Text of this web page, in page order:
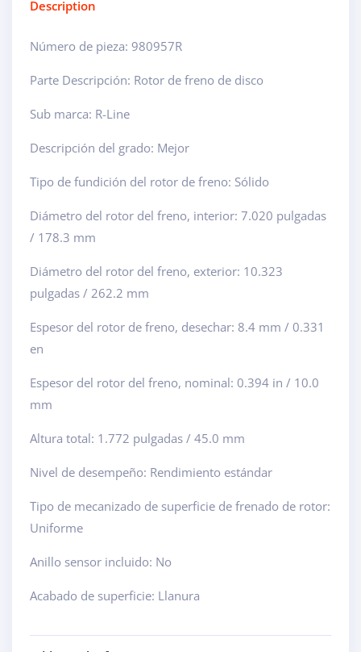
Description
Número de pieza: 980957R
Parte Descripción: Rotor de freno de disco
Sub marca: R-Line
Descripción del grado: Mejor
Tipo de fundición del rotor de freno: Sólido
Diámetro del rotor del freno, interior: 7.020 pulgadas
/ 178.3 mm
Diámetro del rotor del freno, exterior: 10.323
pulgadas / 262.2 mm
Espesor del rotor de freno, desechar: 8.4 mm / 0.331
en
Espesor del rotor del freno, nominal: 0.394 in / 10.0
mm
Altura total: 1.772 pulgadas / 45.0 mm
Nivel de desempeño: Rendimiento estándar
Tipo de mecanizado de superficie de frenado de rotor:
Uniforme
Anillo sensor incluido: No
Acabado de superficie: Llanura